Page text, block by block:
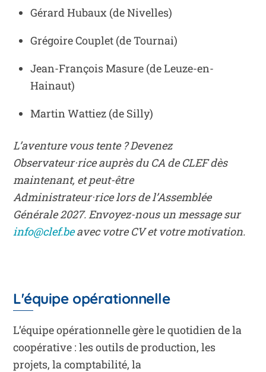
Gérard Hubaux (de Nivelles)
Grégoire Couplet (de Tournai)
Jean-François Masure (de Leuze-en-
Hainaut)
Martin Wattiez (de Silly)
L’aventure vous tente ? Devenez
Observateur·rice auprès du CA de CLEF dès
maintenant, et peut-être
Administrateur·rice lors de l’Assemblée
Générale 2027. Envoyez-nous un message sur
info@clef.beavec votre CV et votre motivation.
L'équipe opérationnelle
L’équipe opérationnelle gère le quotidien de la
coopérative : les outils de production, les
projets, la comptabilité, la